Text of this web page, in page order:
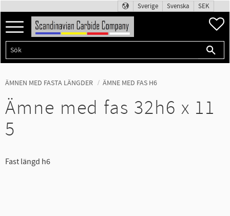
Meny
Sverige Svenska SEK
ÄMNEN MED FASTA LÄNGDER ÄMNE MED FAS H6
Ämne med fas 32h6 x 11
5
Fast längd h6